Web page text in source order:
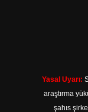
Yasal Uyarı:
araştırma
şahıs